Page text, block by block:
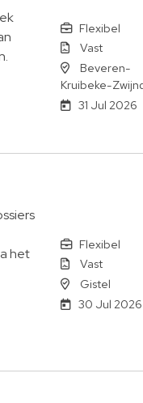
Flexibel
Vast
Beveren-
Kruibeke-
31 Jul 2026
het
Flexibel
Vast
Gistel
30 Jul 2026